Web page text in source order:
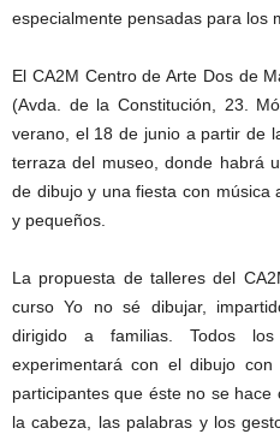
especialmente pensadas para los
El CA2M Centro de Arte Dos de
(Avda. de la Constitución, 23.
verano, el 18 de junio a partir de
terraza del museo, donde habrá
de dibujo y una fiesta con música
y pequeños.
La propuesta de talleres del
curso Yo no sé dibujar,
dirigido a familias. Todos
experimentará con el dibujo
participantes que éste no se hace
la cabeza, las palabras y los